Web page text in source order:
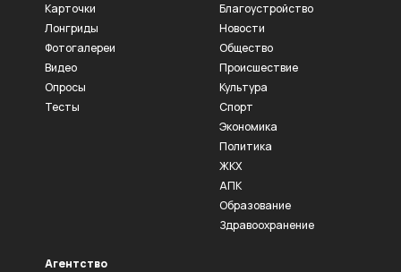
Карточки
Лонгриды
Фотогалереи
Видео
Опросы
Тесты
Благоустройство
Новости
Общество
Происшествие
Культура
Спорт
Экономика
Политика
ЖКХ
АПК
Образование
Здравоохранение
Агентство